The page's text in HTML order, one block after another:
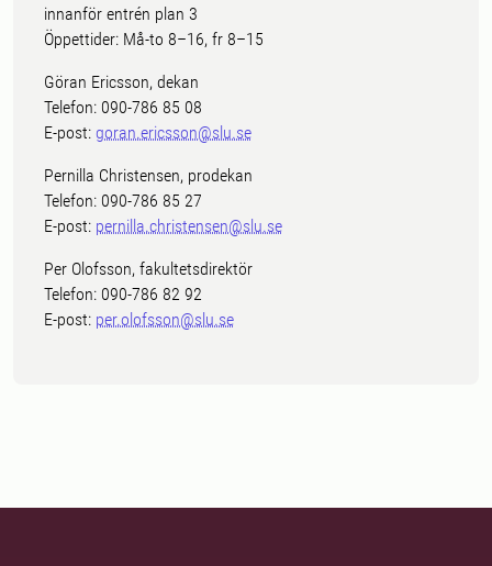
innanför entrén plan 3
Öppettider: Må-to 8–16, fr 8–15
Göran Ericsson, dekan
Telefon: 090-786 85 08
E-post: goran.ericsson@slu.se
Pernilla Christensen, prodekan
Telefon: 090-786 85 27
E-post: pernilla.christensen@slu.se
Per Olofsson, fakultetsdirektör
Telefon: 090-786 82 92
E-post: per.olofsson@slu.se